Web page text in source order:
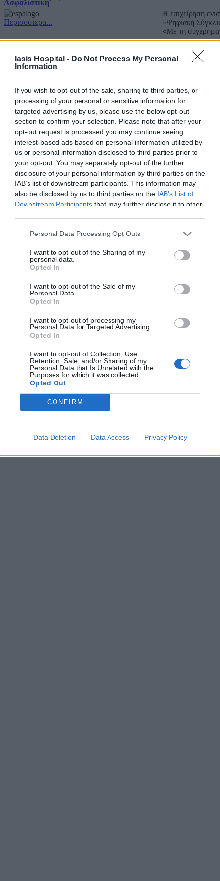
Iasis Hospital - Do Not Process My Personal
Information
If you wish to opt-out of the sale, sharing to third parties, or
processing of your personal or sensitive information for
targeted advertising by us, please use the below opt-out
section to confirm your selection. Please note that after your
opt-out request is processed you may continue seeing
interest-based ads based on personal information utilized by
us or personal information disclosed to third parties prior to
your opt-out. You may separately opt-out of the further
disclosure of your personal information by third parties on the
IAB’s list of downstream participants. This information may
also be disclosed by us to third parties on the IAB’s List of
Downstream Participants that may further disclose it to other
Personal Data Processing Opt Outs
I want to opt-out of the Sharing of my
personal data.
Opted In
I want to opt-out of the Sale of my
Personal Data.
Opted In
I want to opt-out of processing my
Personal Data for Targeted Advertising.
Opted In
I want to opt-out of Collection, Use,
Retention, Sale, and/or Sharing of my
Personal Data that Is Unrelated with the
Purposes for which it was collected.
Opted Out
CONFIRM
Data Deletion Data Access Privacy Policy
Ασφαλιστική
Περισσότερα...
Η επιχείρηση
«Ψηφιακή
«Με τη